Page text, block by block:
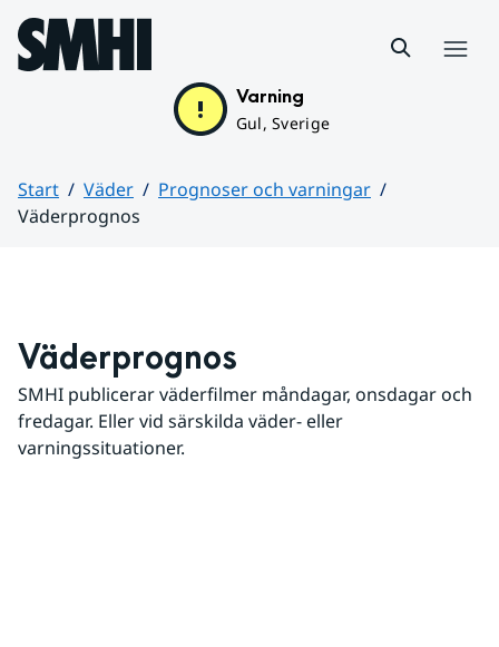
Hoppa till sidans innehåll
Varning
Gul, Sverige
Start Väder
Prognoser och varningar
Väderprognos
Väderprognos
SMHI publicerar väderfilmer måndagar, onsdagar och
fredagar. Eller vid särskilda väder- eller
varningssituationer.